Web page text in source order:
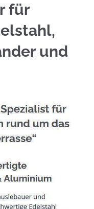
für
und